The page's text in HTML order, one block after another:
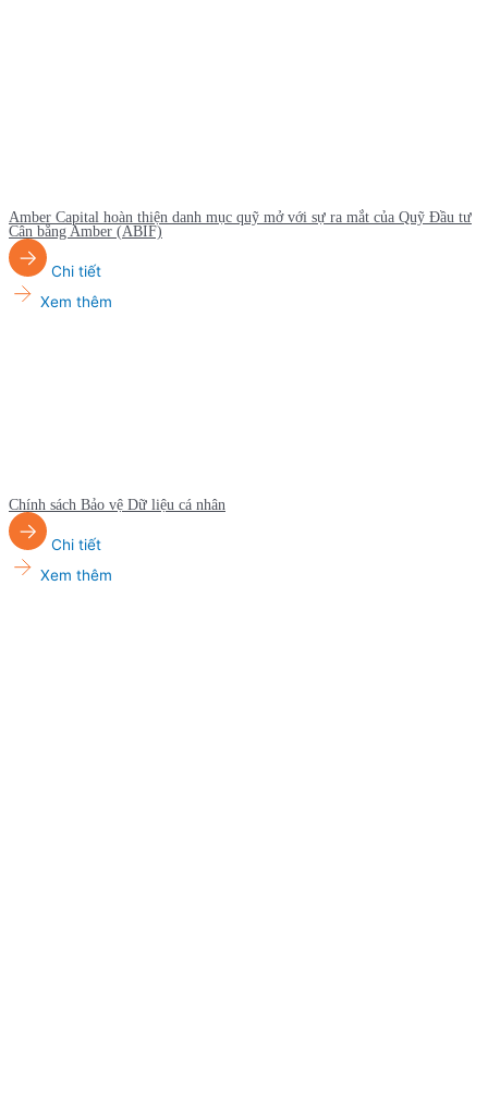
Amber Capital hoàn thiện danh mục quỹ mở với sự ra mắt của Quỹ Đầu tư
Cân bằng Amber (ABIF)
Chi tiết
Xem thêm
Chính sách Bảo vệ Dữ liệu cá nhân
Chi tiết
Xem thêm